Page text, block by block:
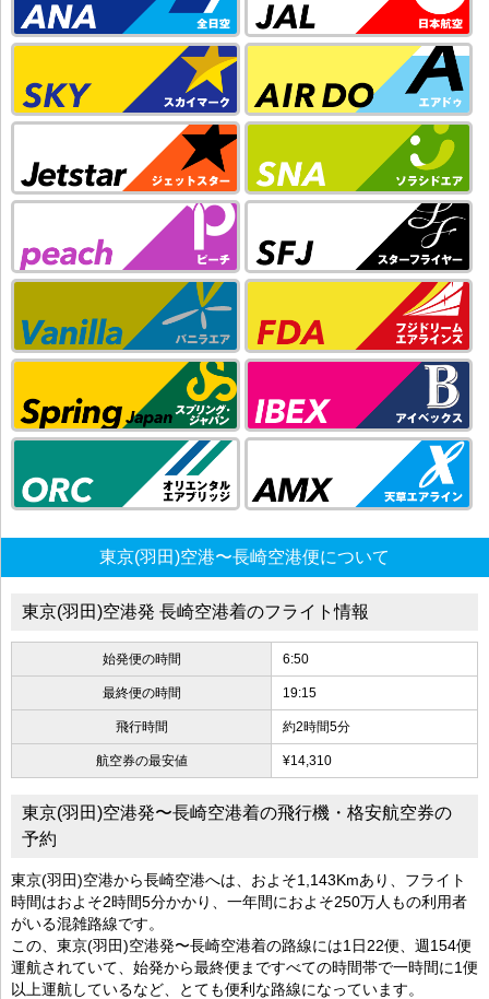
東京(羽田)空港〜長崎空港便について
東京(羽田)空港発 長崎空港着のフライト情報
始発便の時間 6:50
最終便の時間 19:15
飛行時間 約2時間5分
航空券の最安値 ¥14,310
東京(羽田)空港発〜長崎空港着の飛行機・格安航空券の
予約
東京(羽田)空港から長崎空港へは、およそ1,143Kmあり、フライト
時間はおよそ2時間5分かかり、一年間におよそ250万人もの利用者
がいる混雑路線です。
この、東京(羽田)空港発〜長崎空港着の路線には1日22便、週154便
運航されていて、始発から最終便まですべての時間帯で一時間に1便
以上運航しているなど、とても便利な路線になっています。